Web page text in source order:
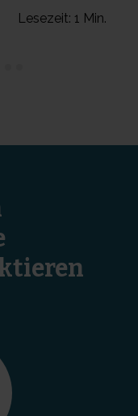
Lesezeit: 1 Min.